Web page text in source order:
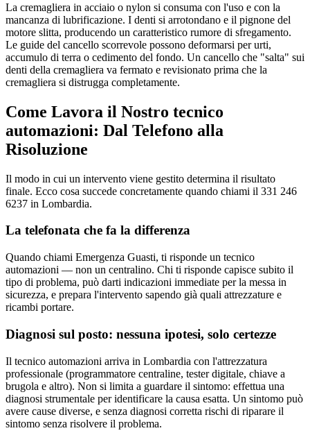
La cremagliera in acciaio o nylon si consuma con l'uso e con la
mancanza di lubrificazione. I denti si arrotondano e il pignone del
motore slitta, producendo un caratteristico rumore di sfregamento.
Le guide del cancello scorrevole possono deformarsi per urti,
accumulo di terra o cedimento del fondo. Un cancello che "salta" sui
denti della cremagliera va fermato e revisionato prima che la
cremagliera si distrugga completamente.
Come Lavora il Nostro tecnico
automazioni: Dal Telefono alla
Risoluzione
Il modo in cui un intervento viene gestito determina il risultato
finale. Ecco cosa succede concretamente quando chiami il 331 246
6237 in Lombardia.
La telefonata che fa la differenza
Quando chiami Emergenza Guasti, ti risponde un tecnico
automazioni — non un centralino. Chi ti risponde capisce subito il
tipo di problema, può darti indicazioni immediate per la messa in
sicurezza, e prepara l'intervento sapendo già quali attrezzature e
ricambi portare.
Diagnosi sul posto: nessuna ipotesi, solo certezze
Il tecnico automazioni arriva in Lombardia con l'attrezzatura
professionale (programmatore centraline, tester digitale, chiave a
brugola e altro). Non si limita a guardare il sintomo: effettua una
diagnosi strumentale per identificare la causa esatta. Un sintomo può
avere cause diverse, e senza diagnosi corretta rischi di riparare il
sintomo senza risolvere il problema.